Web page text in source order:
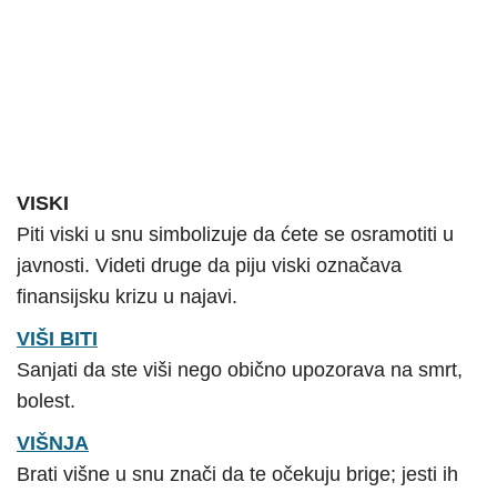
VISKI
Piti viski u snu simbolizuje da ćete se osramotiti u
javnosti. Videti druge da piju viski označava
finansijsku krizu u najavi.
VIŠI BITI
Sanjati da ste viši nego obično upozorava na smrt,
bolest.
VIŠNJA
Brati višne u snu znači da te očekuju brige; jesti ih